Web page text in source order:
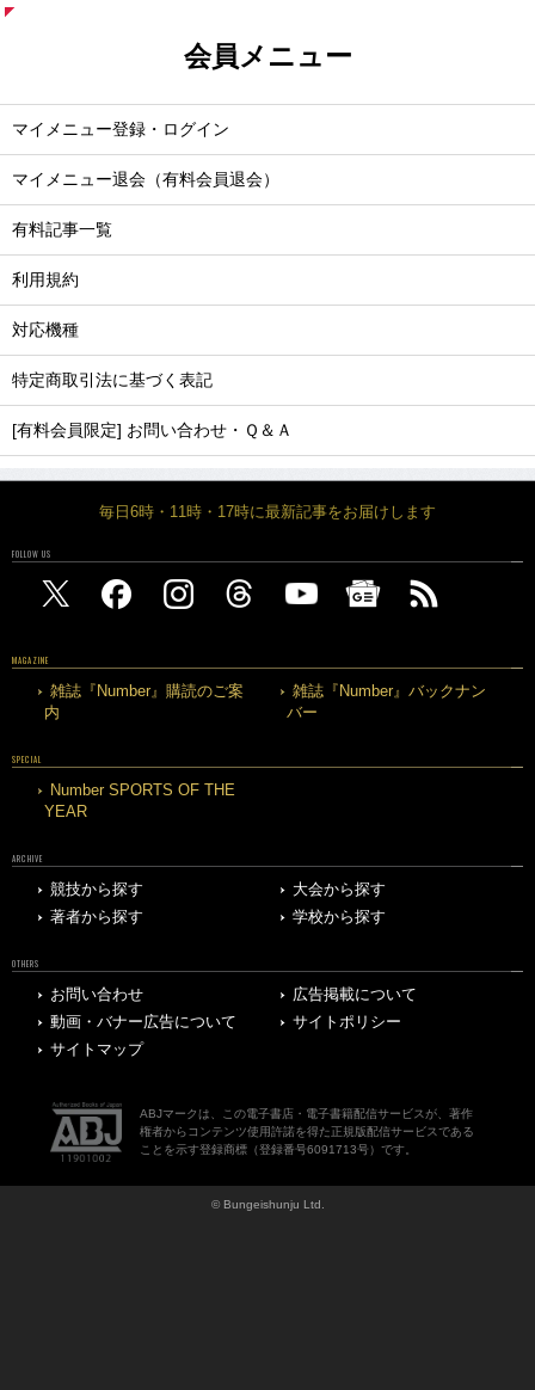
会員メニュー
マイメニュー登録・ログイン
マイメニュー退会（有料会員退会）
有料記事一覧
利用規約
対応機種
特定商取引法に基づく表記
[有料会員限定] お問い合わせ・Ｑ＆Ａ
毎日6時・11時・17時に最新記事をお届けします
FOLLOW US
MAGAZINE
雑誌『Number』購読のご案
内
雑誌『Number』バックナン
バー
SPECIAL
Number SPORTS OF THE
YEAR
ARCHIVE
競技から探す
大会から探す
著者から探す
学校から探す
OTHERS
お問い合わせ
広告掲載について
動画・バナー広告について
サイトポリシー
サイトマップ
ABJマークは、この電子書店・電子書籍配信サービスが、著作
権者からコンテンツ使用許諾を得た正規版配信サービスである
ことを示す登録商標（登録番号6091713号）です。
© Bungeishunju Ltd.